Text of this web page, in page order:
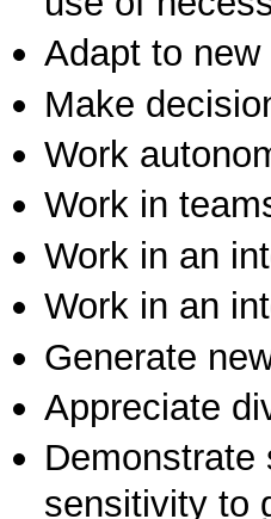
Adapt to
Make
Work
Work in
Work in an
Work in an
Generate
Appreciate
sensitivity to